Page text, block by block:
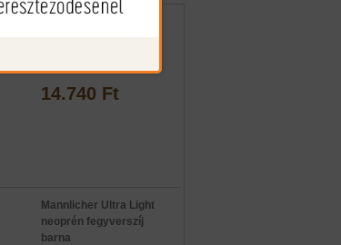
14.740 Ft
Mannlicher Ultra Light
neoprén fegyverszíj
barna